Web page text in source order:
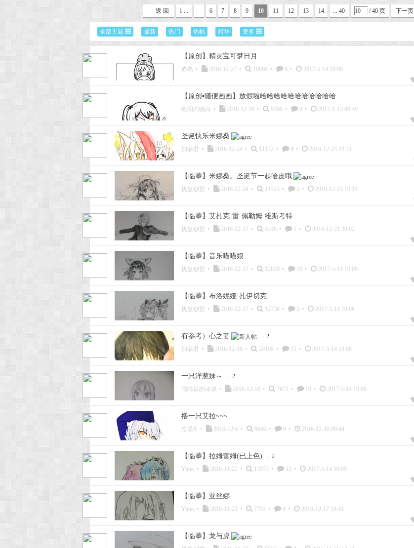
1 ... 6 7 8 9 10 11 12 13 14 ... 40 / 40 页 下一页
返 回
全部主题 最新 热门 热帖 精华 更多
【原创】精灵宝可梦日月
赤島 • 2016-12-27 • 10090 • 9 •
2017-5-14 10:08
【原创▪随便画画】放假啦哈哈哈哈哈哈哈哈哈哈哈
欧阳の晓白 • 2016-12-26 • 9390 • 9 •
2017-1-13 00:49
圣诞快乐米娜桑
加菲君 • 2016-12-24 • 11172 • 4 •
2016-12-25 22:31
【临摹】米娜桑。圣诞节一起哈皮哦
机皇创世 • 2016-12-24 • 11525 • 5 •
2016-12-25 10:14
【临摹】艾扎克·雷·佩勒姆·维斯考特
机皇创世 • 2016-12-17 • 4248 • 1 •
2016-12-21 20:02
【临摹】音乐喵喵娘
机皇创世 • 2016-12-17 • 12820 • 10 •
2017-5-14 10:09
【临摹】布洛妮娅·扎伊切克
机皇创世 • 2016-12-17 • 12738 • 5 •
2017-5-14 10:08
有参考）心之妻 ... 2
加菲君 • 2016-12-16 • 20199 • 15 •
2017-5-14 10:08
一只洋葱妹～ ... 2
雨晴后的冰块 • 2016-12-10 • 7675 • 10 •
2017-5-14 10:09
撸一只艾拉~~~
总受X • 2016-12-6 • 9606 • 8 •
2016-12-10 09:44
【临摹】拉姆蕾姆(已上色) ... 2
Yuno • 2016-11-22 • 12973 • 12 •
2017-5-14 10:09
【临摹】亚丝娜
Yuno • 2016-11-21 • 7793 • 4 •
2016-12-17 19:41
【临摹】龙与虎